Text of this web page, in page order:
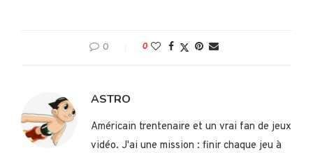
0 0
ASTRO
Américain trentenaire et un vrai fan de jeux
vidéo. J'ai une mission : finir chaque jeu à